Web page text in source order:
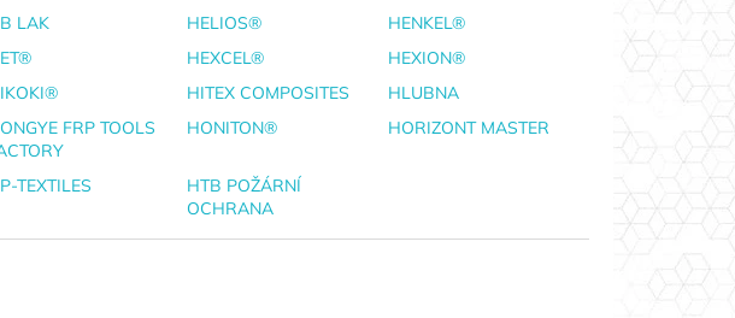
LAK HELIOS®
HENKEL®
HEXCEL®
HEXION®
HITEX COMPOSITES
HLUBNA
FRP TOOLS
HONITON® HORIZONT MASTER
TEXTILES
HTB POŽÁRNÍ
OCHRANA